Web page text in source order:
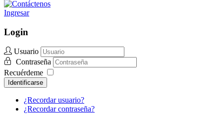
Ingresar
Login
Usuario
Contraseña
Recuérdeme
Identificarse
¿Recordar usuario?
¿Recordar contraseña?